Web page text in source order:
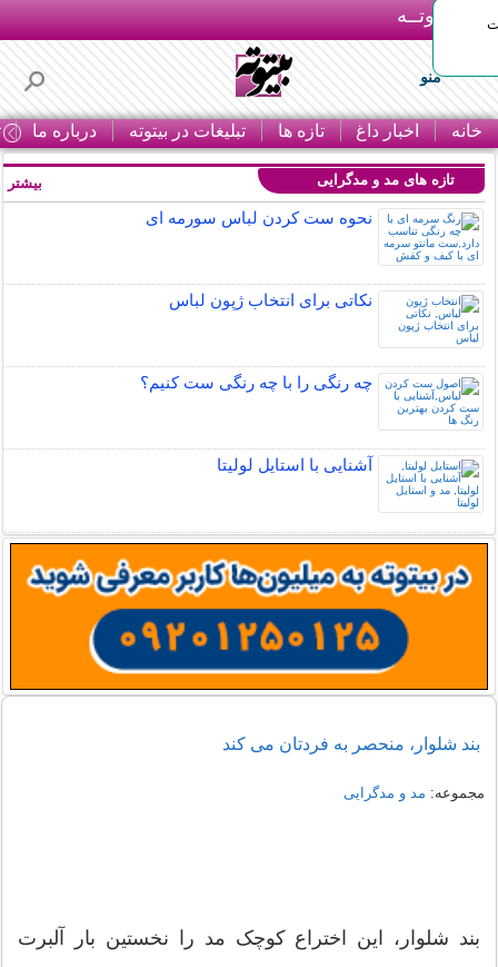
بـیتوتــه
منو
خانه اخبار داغ تازه ها تبلیغات در بیتوته درباره ما
تازه های مد و مدگرایی
نحوه ست کردن لباس سورمه ای
نکاتی برای انتخاب ژپون لباس
چه رنگی را با چه رنگی ست کنیم؟
آشنایی با استایل لولیتا
بیشتر
بند شلوار، منحصر به فردتان می کند
مجموعه: مد و مدگرایی
بند شلوار، این اختراع کوچک مد را نخستین بار آلبرت